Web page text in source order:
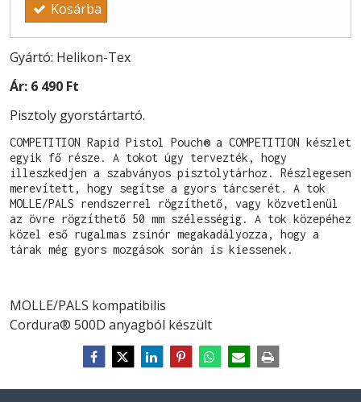
Kosárba
Gyártó: Helikon-Tex
Ár: 6 490 Ft
Pisztoly gyorstártartó.
COMPETITION Rapid Pistol Pouch® a COMPETITION készlet
egyik fő része. A tokot úgy tervezték, hogy
illeszkedjen a szabványos pisztolytárhoz. Részlegesen
merevített, hogy segítse a gyors tárcserét. A tok
MOLLE/PALS rendszerrel rögzíthető, vagy közvetlenül
az övre rögzíthető 50 mm szélességig. A tok közepéhez
közel eső rugalmas zsinór megakadályozza, hogy a
tárak még gyors mozgások során is kiessenek.
MOLLE/PALS kompatibilis
Cordura® 500D anyagból készült